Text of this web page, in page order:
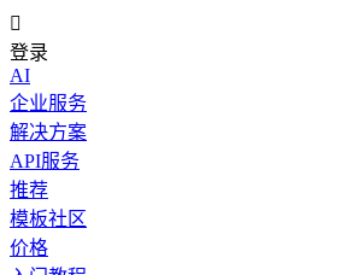

登录
AI
企业服务
解决方案
API服务
推荐
模板社区
价格